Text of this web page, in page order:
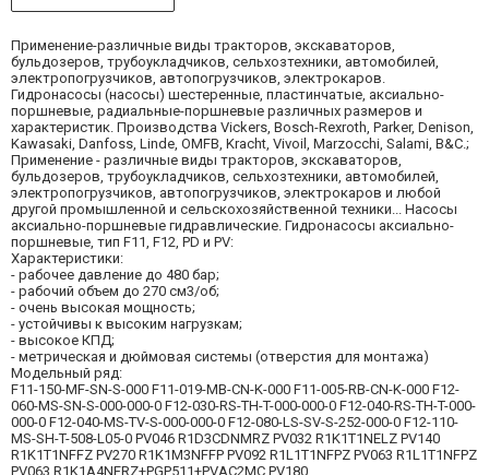
Применение-различные виды тракторов, экскаваторов,
бульдозеров, трубоукладчиков, сельхозтехники, автомобилей,
электропогрузчиков, автопогрузчиков, электрокаров.
Гидронасосы (насосы) шестеренные, пластинчатые, аксиально-
поршневые, радиальные-поршневые различных размеров и
характеристик. Производства Vickers, Bosch-Rexroth, Parker, Denison,
Kawasaki, Danfoss, Linde, OMFB, Kracht, Vivoil, Marzocchi, Salami, B&C.;
Применение - различные виды тракторов, экскаваторов,
бульдозеров, трубоукладчиков, сельхозтехники, автомобилей,
электропогрузчиков, автопогрузчиков, электрокаров и любой
другой промышленной и сельскохозяйственной техники... Насосы
аксиально-поршневые гидравлические. Гидронасосы аксиально-
поршневые, тип F11, F12, PD и PV:
Характеристики:
- рабочее давление до 480 бар;
- рабочий объем до 270 см3/об;
- очень высокая мощность;
- устойчивы к высоким нагрузкам;
- высокое КПД;
- метрическая и дюймовая системы (отверстия для монтажа)
Модельный ряд:
F11-150-MF-SN-S-000 F11-019-MB-CN-K-000 F11-005-RB-CN-K-000 F12-
060-MS-SN-S-000-000-0 F12-030-RS-TH-T-000-000-0 F12-040-RS-TH-T-000-
000-0 F12-040-MS-TV-S-000-000-0 F12-080-LS-SV-S-252-000-0 F12-110-
MS-SH-T-508-L05-0 PV046 R1D3CDNMRZ PV032 R1K1T1NELZ PV140
R1K1T1NFFZ PV270 R1K1M3NFFP PV092 R1L1T1NFPZ PV063 R1L1T1NFPZ
PV063 R1K1A4NFRZ+PGP511+PVAC2MC PV180